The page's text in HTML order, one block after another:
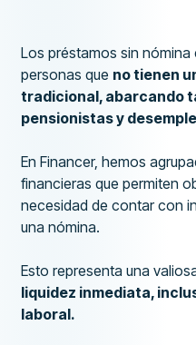
Los préstamos sin
personas que no tienen
tradicional, abarcando
pensionistas y
En Financer, hemos
financieras que permiten
necesidad de contar con
una nómina.
Esto representa una
liquidez inmediata,
laboral.